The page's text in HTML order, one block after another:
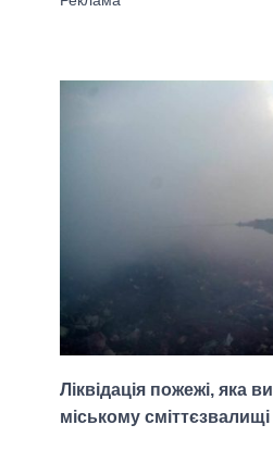
Ліквідація пожежі, яка
міському